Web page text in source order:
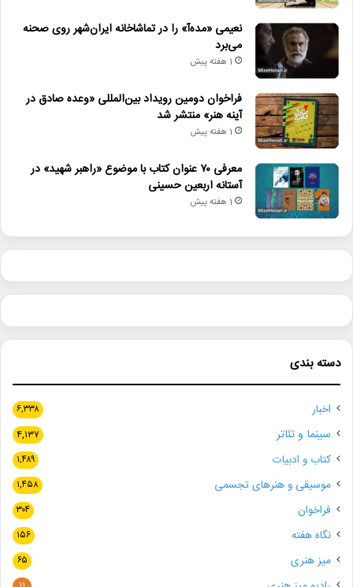
نعیمی «مده‌آ» را در تماشاخانه ایران‌شهر روی صحنه
می‌برد
1 هفته پیش
فراخوان دومین رویداد بین‌المللی «وعده صادق در
آینه هنر» منتشر شد
1 هفته پیش
معرفی ۷۰ عنوان کتاب با موضوع «راهبر شهید» در
آستانه اربعین حسینی
1 هفته پیش
دسته بندی
اخبار ۶,۳۳۸
سینما و تئاتر ۴,۱۳۷
کتاب و ادبیات ۱,۴۸۹
موسیقی و هنرهای تجسمی ۱,۴۵۸
فراخوان ۳۰۴
نگاه هفته ۱۵۶
میز هنری ۶۵